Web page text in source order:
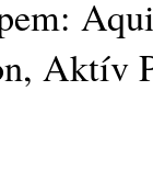
Aktív